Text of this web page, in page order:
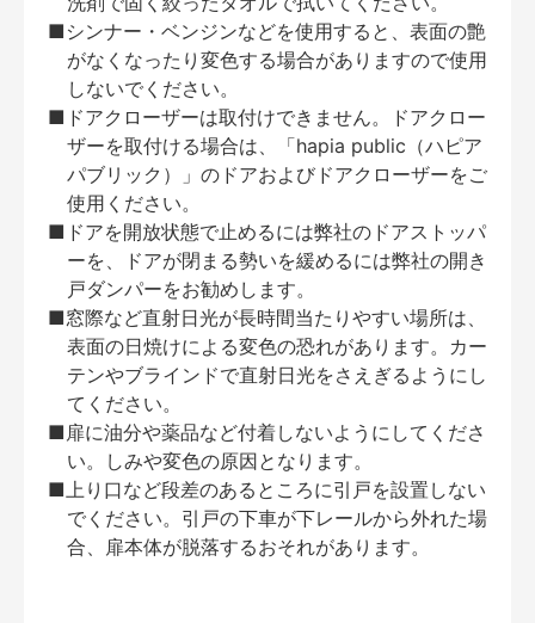
■シンナー・ベンジンなどを使用すると、表面の艶
がなくなったり変色する場合がありますので使用
しないでください。
■ドアクローザーは取付けできません。ドアクロー
ザーを取付ける場合は、「hapia public（ハピア
パブリック）」のドアおよびドアクローザーをご
使用ください。
■ドアを開放状態で止めるには弊社のドアストッパ
ーを、ドアが閉まる勢いを緩めるには弊社の開き
戸ダンパーをお勧めします。
■窓際など直射日光が長時間当たりやすい場所は、
表面の日焼けによる変色の恐れがあります。カー
テンやブラインドで直射日光をさえぎるようにし
てください。
■扉に油分や薬品など付着しないようにしてくださ
い。しみや変色の原因となります。
■上り口など段差のあるところに引戸を設置しない
でください。引戸の下車が下レールから外れた場
合、扉本体が脱落するおそれがあります。